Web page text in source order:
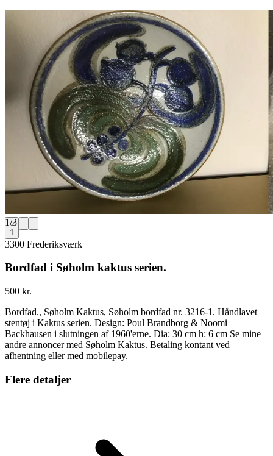
1/3
1
3300 Frederiksværk
Bordfad i Søholm kaktus serien.
500 kr.
Bordfad., Søholm Kaktus, Søholm bordfad nr. 3216-1. Håndlavet
stentøj i Kaktus serien. Design: Poul Brandborg & Noomi
Backhausen i slutningen af 1960'erne. Dia: 30 cm h: 6 cm Se mine
andre annoncer med Søholm Kaktus. Betaling kontant ved
afhentning eller med mobilepay.
Flere detaljer